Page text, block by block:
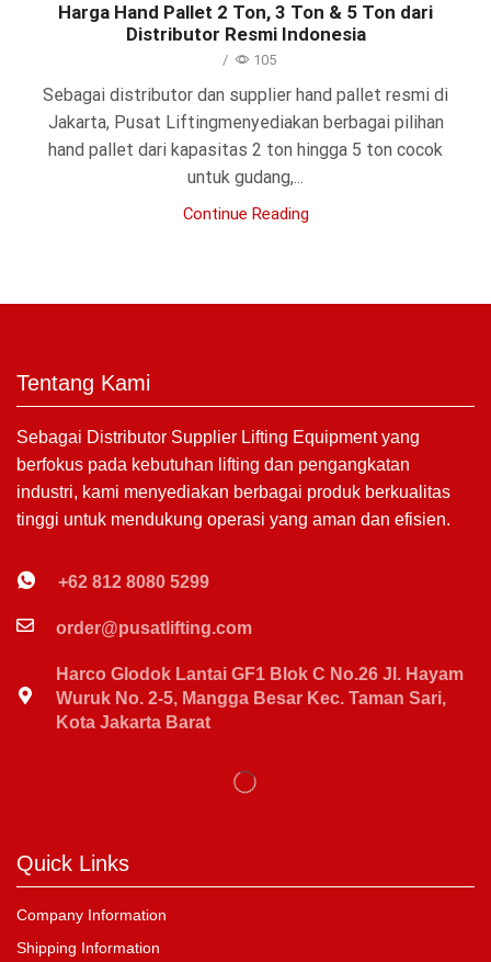
Harga Hand Pallet 2 Ton, 3 Ton & 5 Ton dari
Distributor Resmi Indonesia
/ 105
Sebagai distributor dan supplier hand pallet resmi di
Jakarta, Pusat Liftingmenyediakan berbagai pilihan
hand pallet dari kapasitas 2 ton hingga 5 ton cocok
untuk gudang,...
Continue Reading
Tentang Kami
Sebagai Distributor Supplier Lifting Equipment yang
berfokus pada kebutuhan lifting dan pengangkatan
industri, kami menyediakan berbagai produk berkualitas
tinggi untuk mendukung operasi yang aman dan efisien.
+62 812 8080 5299
order@pusatlifting.com
Harco Glodok Lantai GF1 Blok C No.26 Jl. Hayam
Wuruk No. 2-5, Mangga Besar Kec. Taman Sari,
Kota Jakarta Barat
Quick Links
Company Information
Shipping Information